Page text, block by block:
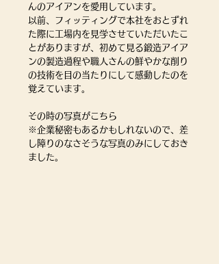
んのアイアンを愛用しています。
以前、フィッティングで本社をおとずれ
た際に工場内を見学させていただいたこ
とがありますが、初めて見る鍛造アイア
ンの製造過程や職人さんの鮮やかな削り
の技術を目の当たりにして感動したのを
覚えています。
その時の写真がこちら
※企業秘密もあるかもしれないので、差
し障りのなさそうな写真のみにしておき
ました。